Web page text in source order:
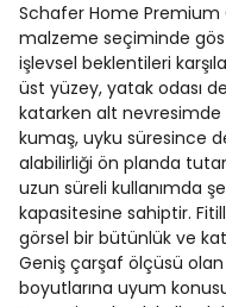
Schafer Home Premium
malzeme seçiminde
işlevsel beklentileri
üst yüzey, yatak odası
katarken alt nevresimde
kumaş, uyku süresince
alabilirliği ön planda
uzun süreli kullanımda
kapasitesine sahiptir.
görsel bir bütünlük ve
Geniş çarşaf ölçüsü
boyutlarına uyum